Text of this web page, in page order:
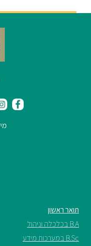
סטודנטים
ספריה
תואר ראשון
B.A בכלכלה וניהול
B.Sc במערכות מידע